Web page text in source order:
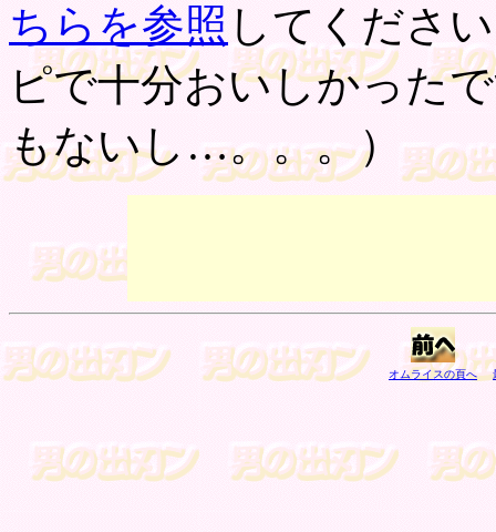
ちらを参照 してくださ
ピで十分おいしかった
もないし…。。。）
オムライスの頁へ